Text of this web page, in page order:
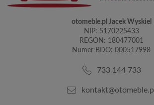
otomeble.pl Jacek Wyskiel
NIP: 5170225433
REGON: 180477001
Numer BDO: 000517998
733 144 733
kontakt@otomeble.pl